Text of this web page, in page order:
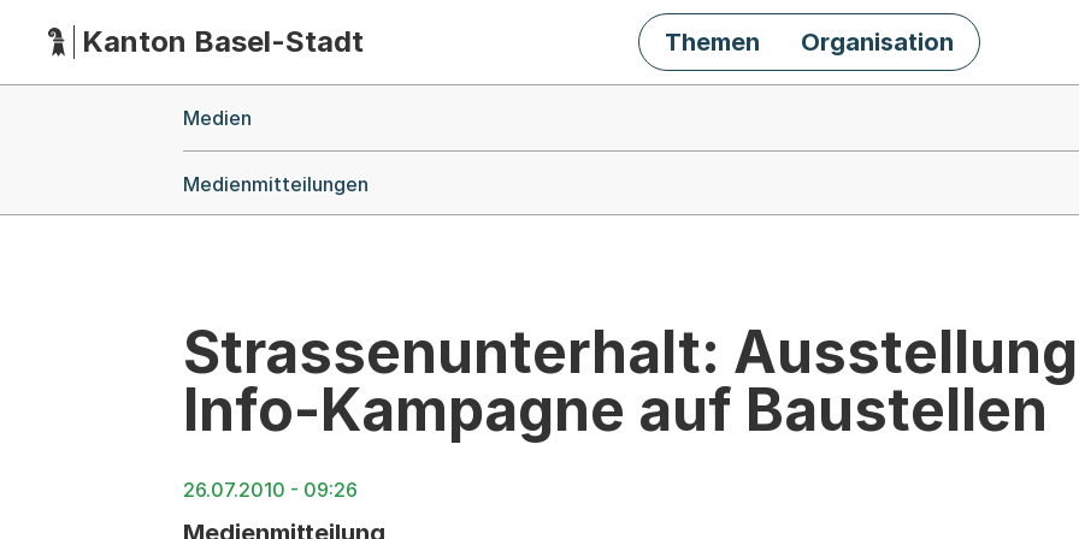
HauptnavigationKanton Basel-Stadt Themen Organisation
Medien
Medienmitteilungen
Strassenunterhalt:
Info-Kampagne auf Baustellen
26.07.2010 - 09:26
Medienmitteilung